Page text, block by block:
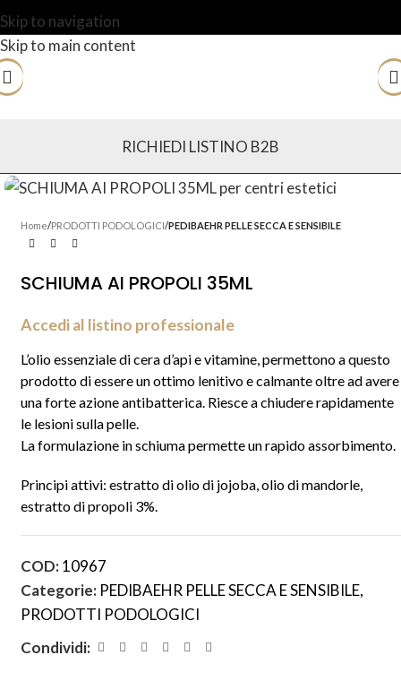
Skip to navigation
Skip to main content
RICHIEDI LISTINO B2B
Home PRODOTTI PODOLOGICI PEDIBAEHR PELLE SECCA E SENSIBILE
SCHIUMA AI PROPOLI 35ML
Accedi al listino professionale
L’olio essenziale di cera d’api e vitamine, permettono a questo
prodotto di essere un ottimo lenitivo e calmante oltre ad avere
una forte azione antibatterica. Riesce a chiudere rapidamente
le lesioni sulla pelle.
La formulazione in schiuma permette un rapido assorbimento.
Principi attivi: estratto di olio di jojoba, olio di mandorle,
estratto di propoli 3%.
COD:10967
Categorie: PEDIBAEHR PELLE SECCA E SENSIBILE,
PRODOTTI PODOLOGICI
Condividi: